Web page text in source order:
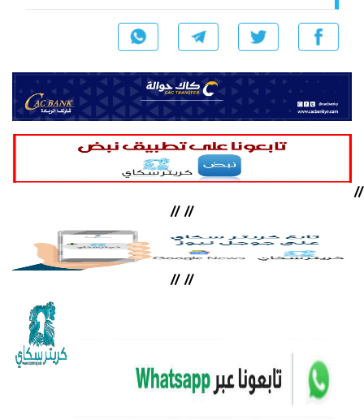
//
//
//
//
//